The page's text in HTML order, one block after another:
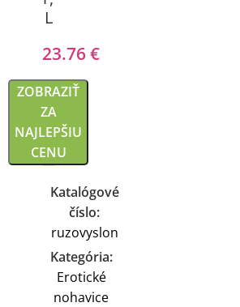
L
23.76€
ZOBRAZIŤ
ZA
NAJLEPŠIU
CENU
Katalógové
číslo:
ruzovyslon
Kategória:
Erotické
nohavice